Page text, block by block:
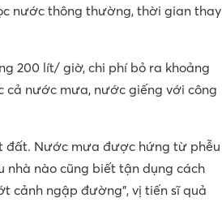
nước thông thường, thời gian thay
200 lít/ giờ, chi phí bỏ ra khoảng
cả nước mưa, nước giếng với công
đất. Nước mưa được hứng từ phễu
nhà nào cũng biết tận dụng cách
cảnh ngập đường”, vị tiến sĩ quả